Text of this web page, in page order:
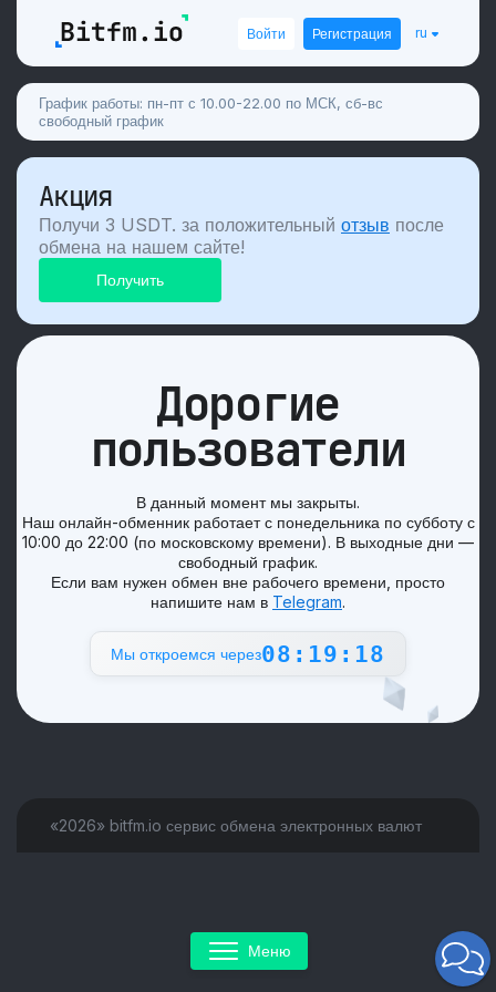
Войти Регистрация ru
График работы: пн-пт с 10.00-22.00 по МСК, сб-вс
свободный график
Акция
Получи 3 USDT. за положительный отзыв после
обмена на нашем сайте!
Дорогие
пользователи
В данный момент мы закрыты.
Наш онлайн-обменник работает с понедельника по субботу с
10:00 до 22:00 (по московскому времени). В выходные дни —
свободный график.
Если вам нужен обмен вне рабочего времени, просто
напишите нам в Telegram.
Мы откроемся через08:19:18
«2026» bitfm.io сервис обмена электронных валют
Меню